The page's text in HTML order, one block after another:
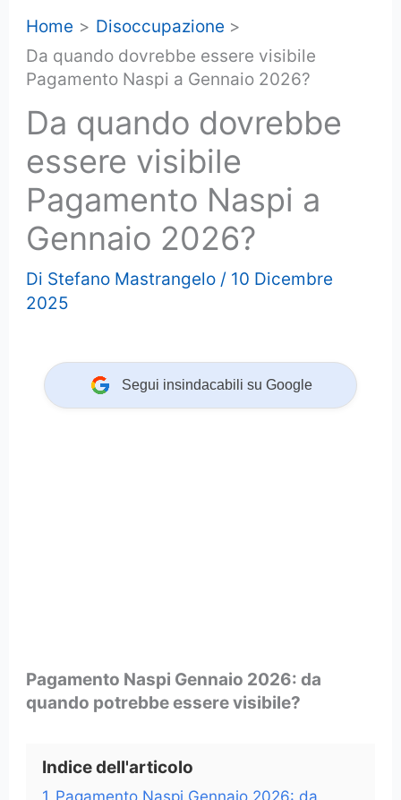
Home
Disoccupazione
Da quando dovrebbe essere visibile
Pagamento Naspi a Gennaio 2026?
Da quando dovrebbe
essere visibile
Pagamento Naspi a
Gennaio 2026?
Di Stefano Mastrangelo / 10 Dicembre
2025
Segui insindacabili su Google
Pagamento Naspi Gennaio 2026: da
quando potrebbe essere visibile?
Indice dell'articolo
1 Pagamento Naspi Gennaio 2026: da